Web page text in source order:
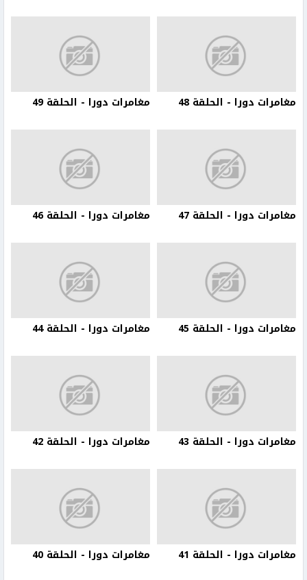
مغامرات دورا - الحلقة 48 مغامرات دورا - الحلقة 49
مغامرات دورا - الحلقة 47 مغامرات دورا - الحلقة 46
مغامرات دورا - الحلقة 45 مغامرات دورا - الحلقة 44
مغامرات دورا - الحلقة 43 مغامرات دورا - الحلقة 42
مغامرات دورا - الحلقة 41 مغامرات دورا - الحلقة 40